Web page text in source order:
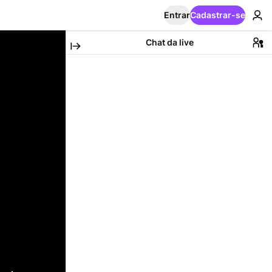
EntrarCadastrar-se
Chat da live